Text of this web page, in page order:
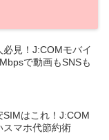
必見！J:COMモバイ
で動画もSNSも
はこれ！J:COM
スマホ代節約術